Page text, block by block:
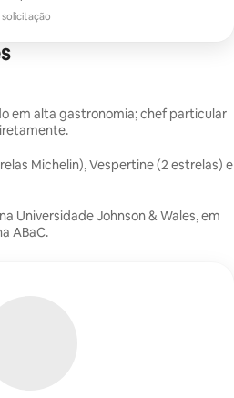
em alta gastronomia; chef particular
Michelin), Vespertine (2 estrelas) e
Universidade Johnson & Wales, em
ABaC.